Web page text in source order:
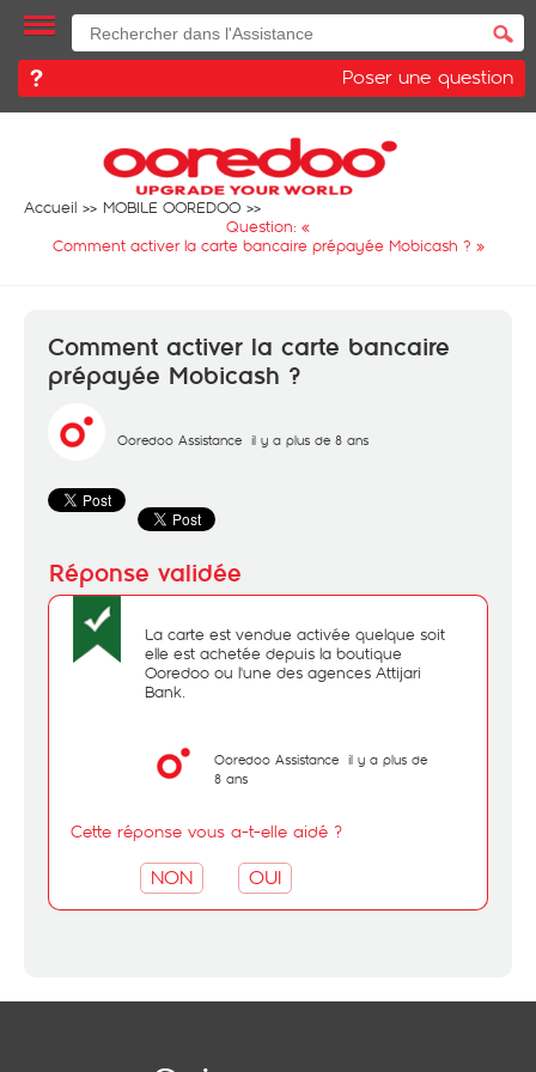
Poser une question
Accueil
MOBILE OOREDOO
Question: «
Comment activer la carte bancaire prépayée Mobicash ? »
Comment activer la carte bancaire
prépayée Mobicash ?
Ooredoo Assistance il y a plus de 8 ans
La carte est vendue activée quelque soit
elle est achetée depuis la boutique
Ooredoo ou l'une des agences Attijari
Bank.
Ooredoo Assistance il y a plus de
8 ans
Cette réponse vous a-t-elle aidé ?
NON OUI